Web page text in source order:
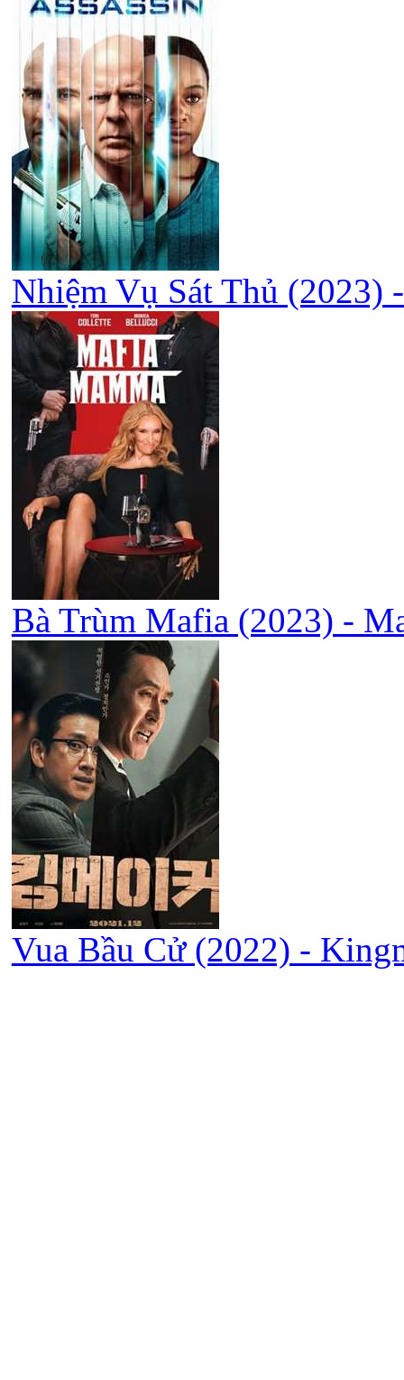
Nhiệm Vụ Sát Thủ (2023)
Bà Trùm Mafia (2023) -
Vua Bầu Cử (2022) -